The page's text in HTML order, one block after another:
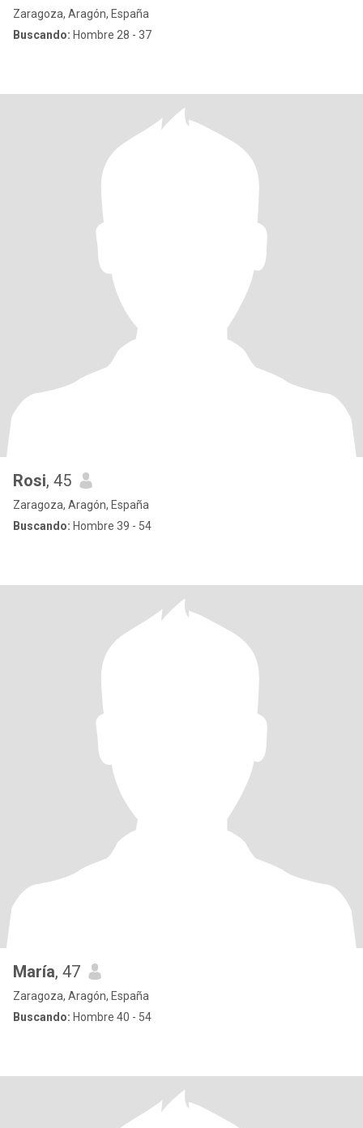
Zaragoza, Aragón, España
Buscando: Hombre 28 - 37
Rosi, 45
Zaragoza, Aragón, España
Buscando: Hombre 39 - 54
María, 47
Zaragoza, Aragón, España
Buscando: Hombre 40 - 54